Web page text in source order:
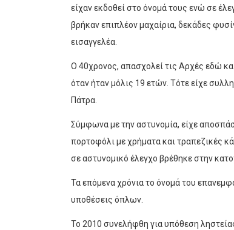
είχαν εκδοθεί στο όνομά τους ενώ σε
βρήκαν επιπλέον μαχαίρια, δεκάδες
εισαγγελέα.
Ο 40χρονος, απασχολεί τις Αρχές εδώ
όταν ήταν μόλις 19 ετών. Τότε είχε
Πάτρα.
Σύμφωνα με την αστυνομία, είχε
πορτοφόλι με χρήματα και τραπεζικές
σε αστυνομικό έλεγχο βρέθηκε στην
Τα επόμενα χρόνια το όνομά του
υποθέσεις όπλων.
Το 2010 συνελήφθη για υπόθεση